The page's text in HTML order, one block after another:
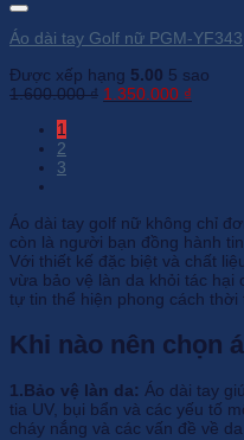
Áo dài tay Golf nữ PGM-YF343
Được xếp hạng 5.00 5 sao
1.600.000₫ Giá
1.350.000 ₫
1
2
3
Áo dài tay golf nữ không chỉ
còn là người bạn đồng hành
Với thiết kế đặc biệt và chất
vừa bảo vệ làn da khỏi tác hại
tự tin thể hiện phong cách thời
Khi nào nên chọn
1.Bảo vệ làn da: Áo dài tay
tia UV, bụi bẩn và các yếu tố
cháy nắng và các vấn đề về